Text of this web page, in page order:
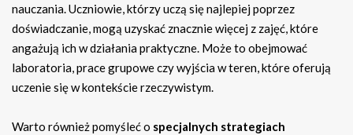
nauczania. Uczniowie, którzy uczą się najlepiej poprzez
doświadczanie, mogą uzyskać znacznie więcej z zajęć, które
angażują ich w działania praktyczne. Może to obejmować
laboratoria, prace grupowe czy wyjścia w teren, które oferują
uczenie się w kontekście rzeczywistym.
Warto również pomyśleć o specjalnych strategiach